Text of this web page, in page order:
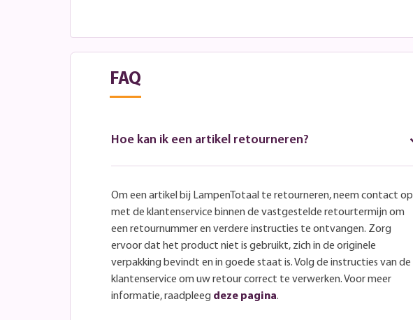
FAQ
Hoe kan ik een artikel retourneren?
Om een artikel bij LampenTotaal te retourneren, neem contact op
met de klantenservice binnen de vastgestelde retourtermijn om
een retournummer en verdere instructies te ontvangen. Zorg
ervoor dat het product niet is gebruikt, zich in de originele
verpakking bevindt en in goede staat is. Volg de instructies van de
klantenservice om uw retour correct te verwerken. Voor meer
informatie, raadpleeg deze pagina.